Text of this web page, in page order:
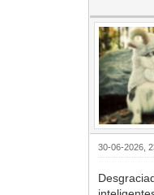
30-06-2026,